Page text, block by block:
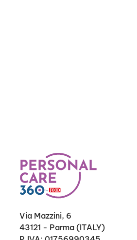
Via Mazzini, 6
43121 - Parma (ITALY)